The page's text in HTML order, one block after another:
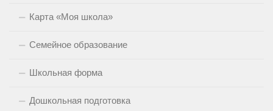
Карта «Моя школа»
Семейное образование
Школьная форма
Дошкольная подготовка